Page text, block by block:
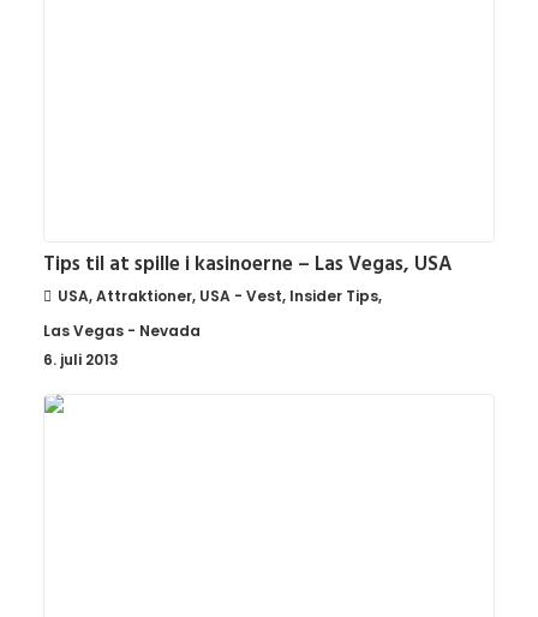
Tips til at spille i kasinoerne – Las Vegas, USA
USA,Attraktioner, USA - Vest, Insider Tips,
Las Vegas - Nevada
6. juli 2013